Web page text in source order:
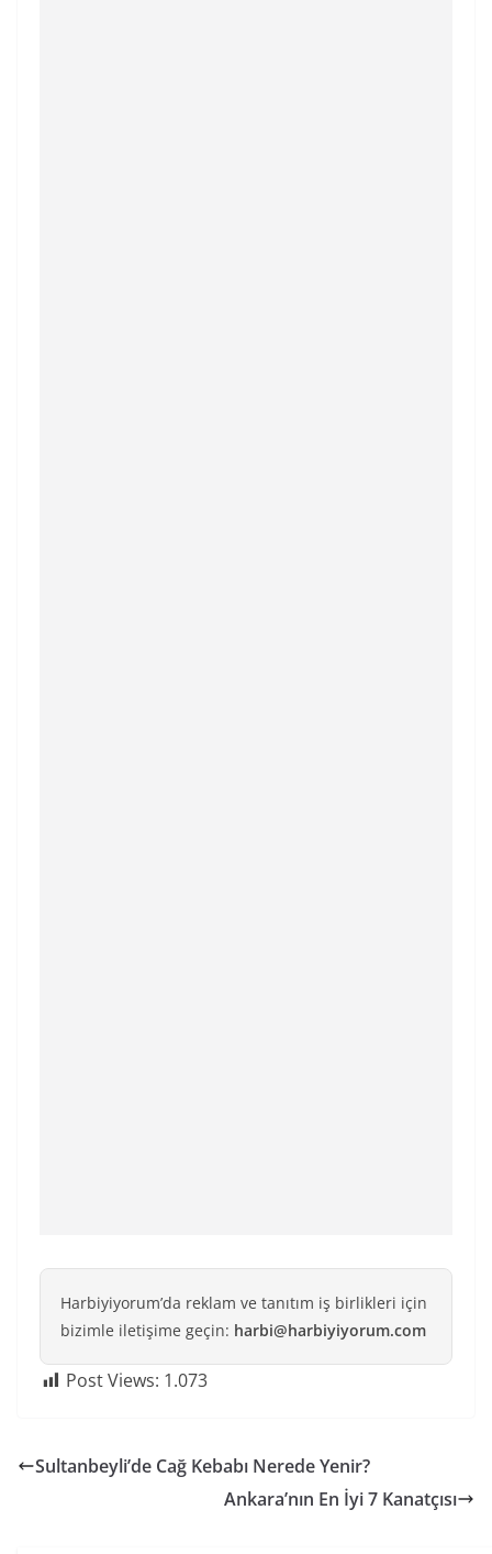
Harbiyiyorum’da reklam ve tanıtım iş birlikleri için
bizimle iletişime geçin: harbi@harbiyiyorum.com
Post Views: 1.073
Sultanbeyli’de Cağ Kebabı Nerede Yenir?
Ankara’nın En İyi 7 Kanatçısı